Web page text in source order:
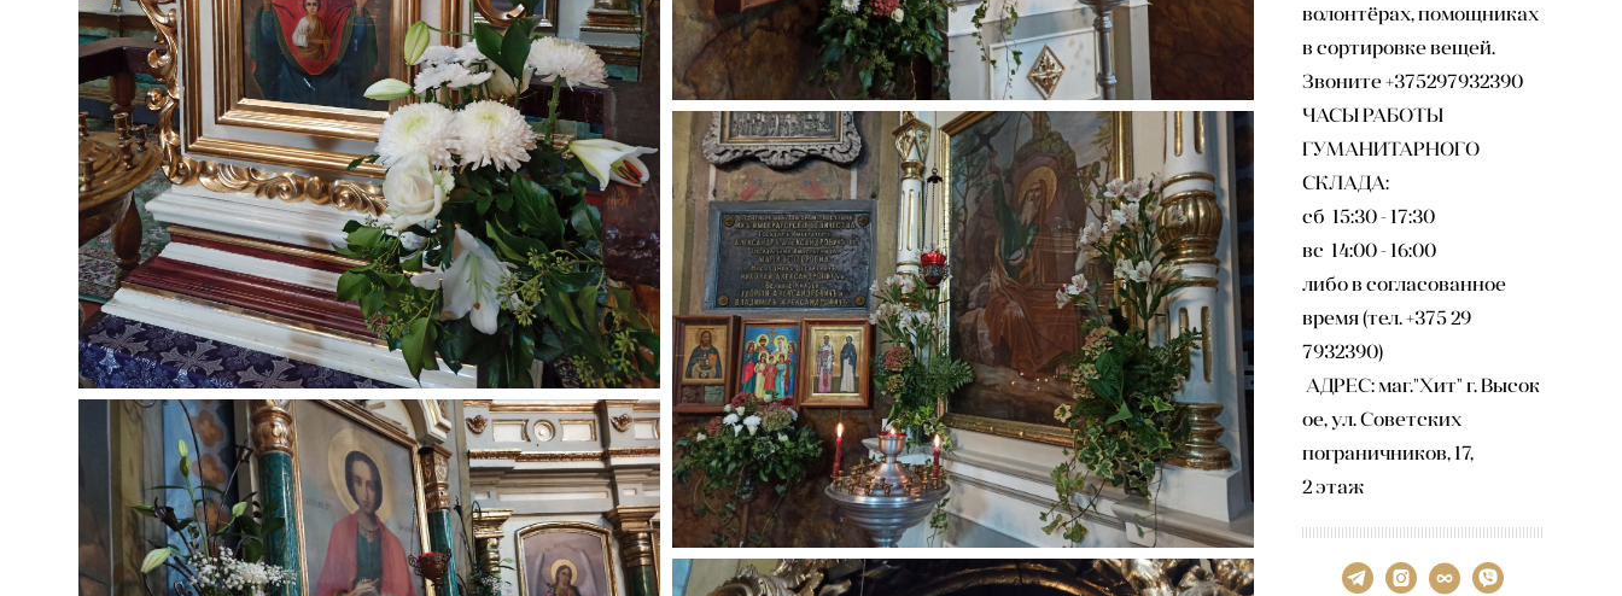
волонтёрах, помощниках
в сортировке вещей.
Звоните +375297932390
ЧАСЫ РАБОТЫ
ГУМАНИТАРНОГО
СКЛАДА:
сб 15:30 - 17:30
вс 14:00 - 16:00
либо в согласованное
время (тел. +375 29
7932390)
АДРЕС: маг."Хит" г. Высок
ое, ул. Советских
пограничников, 17,
2 этаж